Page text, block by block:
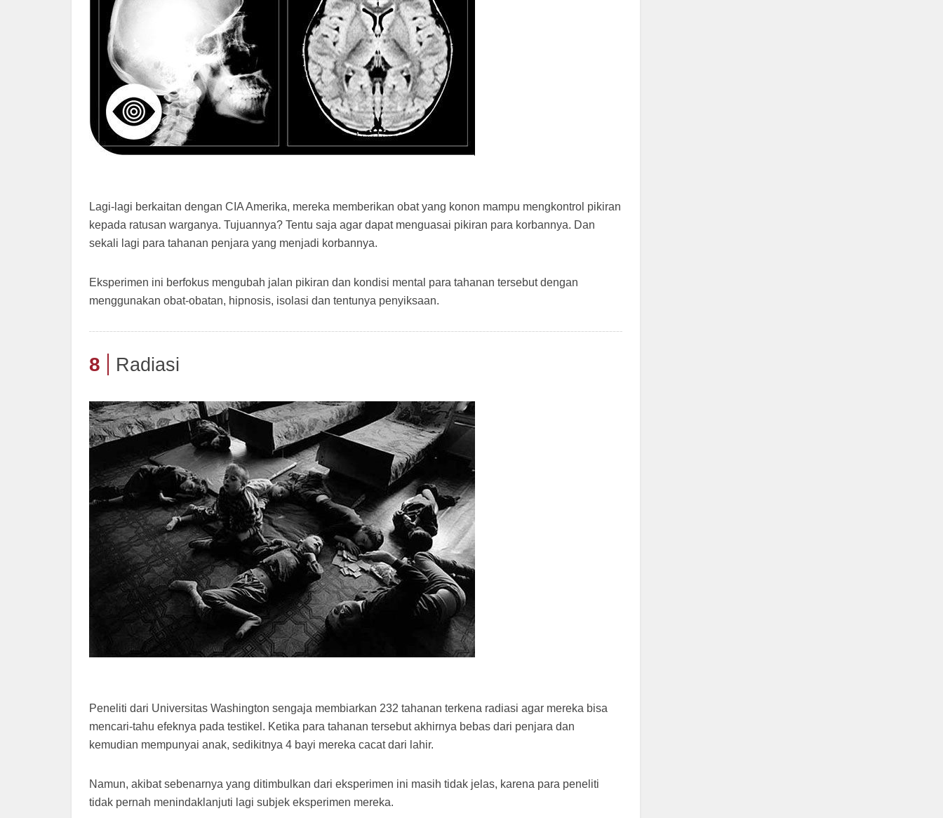
Lagi-lagi berkaitan dengan CIA Amerika, mereka memberikan obat yang konon mampu mengkontrol pikiran
kepada ratusan warganya. Tujuannya? Tentu saja agar dapat menguasai pikiran para korbannya. Dan
sekali lagi para tahanan penjara yang menjadi korbannya.
Eksperimen ini berfokus mengubah jalan pikiran dan kondisi mental para tahanan tersebut dengan
menggunakan obat-obatan, hipnosis, isolasi dan tentunya penyiksaan.
8 Radiasi
Peneliti dari Universitas Washington sengaja membiarkan 232 tahanan terkena radiasi agar mereka bisa
mencari-tahu efeknya pada testikel. Ketika para tahanan tersebut akhirnya bebas dari penjara dan
kemudian mempunyai anak, sedikitnya 4 bayi mereka cacat dari lahir.
Namun, akibat sebenarnya yang ditimbulkan dari eksperimen ini masih tidak jelas, karena para peneliti
tidak pernah menindaklanjuti lagi subjek eksperimen mereka.